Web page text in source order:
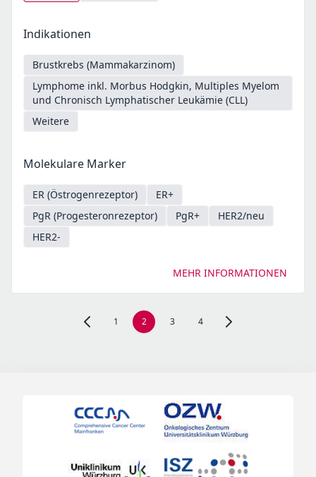
Indikationen
Brustkrebs (Mammakarzinom)
Lymphome inkl. Morbus Hodgkin, Multiples Myelom
und Chronisch Lymphatischer Leukämie (CLL)
Weitere
Molekulare Marker
ER (Östrogenrezeptor)
ER+
PgR (Progesteronrezeptor)
PgR+
HER2/neu
HER2-
MEHR INFORMATIONEN
Zur vorherigen Seite, Seite 1 navigieren
1 2 3 4 Zur nächsten Seite,